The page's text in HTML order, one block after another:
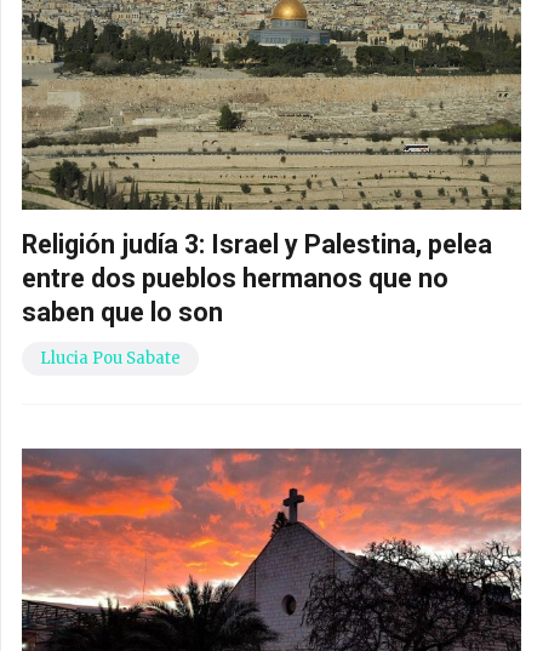
Religión judía 3: Israel y Palestina, pelea
entre dos pueblos hermanos que no
saben que lo son
Llucia Pou Sabate